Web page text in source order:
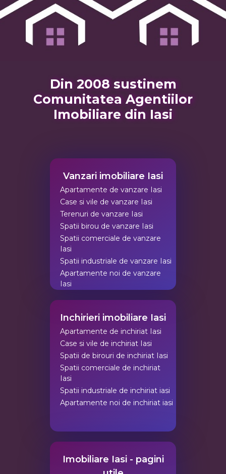
Din 2008 sustinem
Comunitatea Agentiilor
Imobiliare din Iasi
Vanzari imobiliare Iasi
Apartamente de vanzare Iasi
Case si vile de vanzare Iasi
Terenuri de vanzare Iasi
Spatii birou de vanzare Iasi
Spatii comerciale de vanzare
Iasi
Spatii industriale de vanzare Iasi
Apartamente noi de vanzare
Iasi
Inchirieri imobiliare Iasi
Apartamente de inchiriat Iasi
Case si vile de inchiriat Iasi
Spatii de birouri de inchiriat Iasi
Spatii comerciale de inchiriat
Iasi
Spatii industriale de inchiriat iasi
Apartamente noi de inchiriat iasi
Imobiliare Iasi - pagini